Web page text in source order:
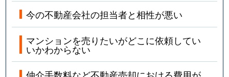
今の不動産会社の担当者と相性が悪い
マンションを売りたいがどこに依頼してい
いかわからない